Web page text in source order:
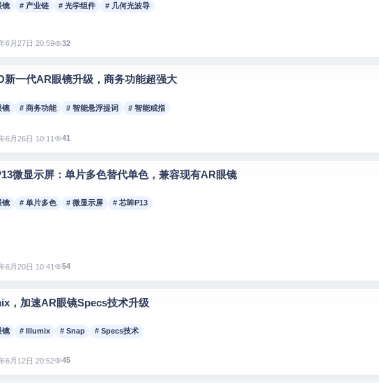
镜 # 产业链 # 光学组件 # 几何光波导
6月27日 20:59 32
新一代AR眼镜升级，商务功能超强大
镜 # 商务功能 # 智能悬浮提词 # 智能戒指
6月26日 10:11 41
微显示屏：单片多色替代单色，兼容现有AR眼镜
镜 # 单片多色 # 微显示屏 # 芯眸P13
6月20日 10:41 54
，加速AR眼镜Specs技术升级
镜 # Illumix # Snap # Specs技术
6月12日 20:52 45